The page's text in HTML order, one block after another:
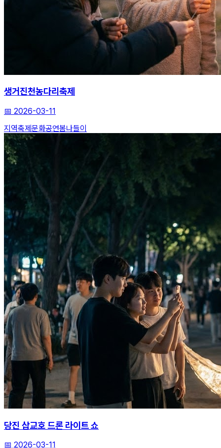
생거진천농다리축제
📅 2026-03-11
지역축제문화공연봄나들이
당진 삽교호 드론 라이트 쇼
📅 2026-03-11